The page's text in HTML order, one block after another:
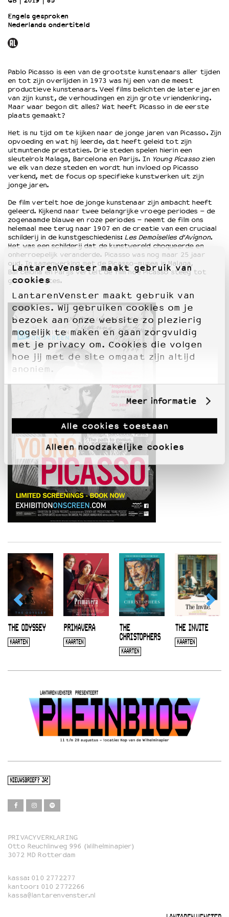
LantarenVenster maakt gebruik van
cookies
LantarenVenster maakt gebruik van
cookies. Wij gebruiken cookies om je
bezoek aan onze website zo plezierig
mogelijk te maken en gaan zorgvuldig
met je privacy om. Cookies die volgen
hoe jij met de site omgaat zijn altijd
anoniem.
Meer informatie
Alle cookies toestaan
Alleen noodzakelijke cookies
OVER LANTARENVENSTER
Wat we doen
Word vriend
Historie
Partners
Huisregels
Integriteits- en gedragscode
Duurzaamheid
Culturele boycot Israël
Ruimte voor artistieke vrijheid – VNPF
Engels gesproken
Nederlands ondertiteld
Pablo Picasso is een van de grootste kunstenaars aller tijden
en tot zijn overlijden in 1973 was hij een van de meest
productieve kunstenaars. Veel films belichten de latere jaren
van zijn kunst, de verhoudingen en zijn grote vriendenkring.
Maar waar begon dit alles? Wat heeft Picasso in de eerste
plaats gemaakt?
Het is nu tijd om te kijken naar de jonge jaren van Picasso. Zijn
opvoeding en wat hij leerde, dat heeft geleid tot zijn
uitmuntende prestaties. Drie steden spelen hierin een
sleutelrol: Malaga, Barcelona en Parijs. In Young Picassozien
we elk van deze steden en wordt hun invloed op Picasso
verkend, met de focus op specifieke kunstwerken uit zijn
jonge jaren.
De film vertelt hoe de jonge kunstenaar zijn ambacht heeft
geleerd. Kijkend naar twee belangrijke vroege periodes – de
zogenaamde blauwe en roze periodes – neemt de film ons
helemaal mee terug naar 1907 en de creatie van een cruciaal
schilderij in de kunstgeschiedenis: Les Demoiselles d’Avignon.
Het was een schilderij dat de kunstwereld choqueerde en
onherroepelijk veranderde. Picasso was nog maar 25 jaar
oud. In samenwerking met de Picasso-musea in Malaga,
Barcelona en Parijs vertelt de film hoe Picasso steeg tot
grote hoogtes.
THE ODYSSEY
KAARTEN
PRIMAVERA
KAARTEN
THE
CHRISTOPHERS
KAARTEN
THE INVITE
KAARTEN
NIEUWSBRIEF? JA!
Film
Familie
Film in English
PRIVACYVERKLARING
Otto Reuchlinweg 996 (Wilhelminapier)
3072 MD Rotterdam
kassa: 010 2772277
kantoor: 010 2772266
kassa@lantarenvenster.nl